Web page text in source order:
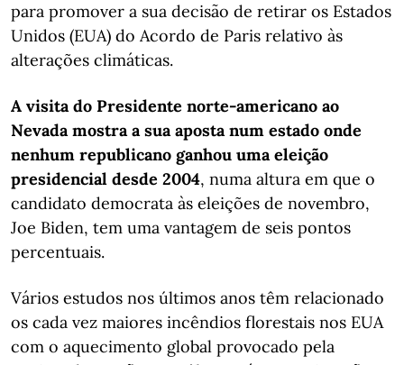
para promover a sua decisão de retirar os Estados
Unidos (EUA) do Acordo de Paris relativo às
alterações climáticas.
A visita do Presidente norte-americano ao
Nevada mostra a sua aposta num estado onde
nenhum republicano ganhou uma eleição
presidencial desde 2004, numa altura em que o
candidato democrata às eleições de novembro,
Joe Biden, tem uma vantagem de seis pontos
percentuais.
Vários estudos nos últimos anos têm relacionado
os cada vez maiores incêndios florestais nos EUA
com o aquecimento global provocado pela